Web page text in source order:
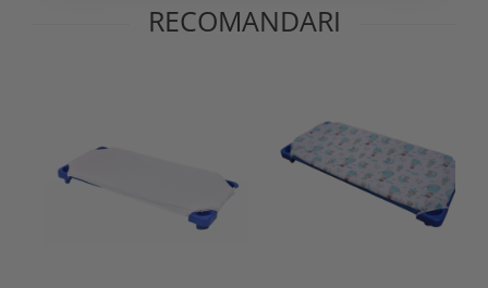
RECOMANDARI